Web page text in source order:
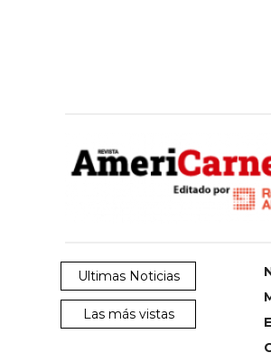
Ultimas Noticias
Las más vistas